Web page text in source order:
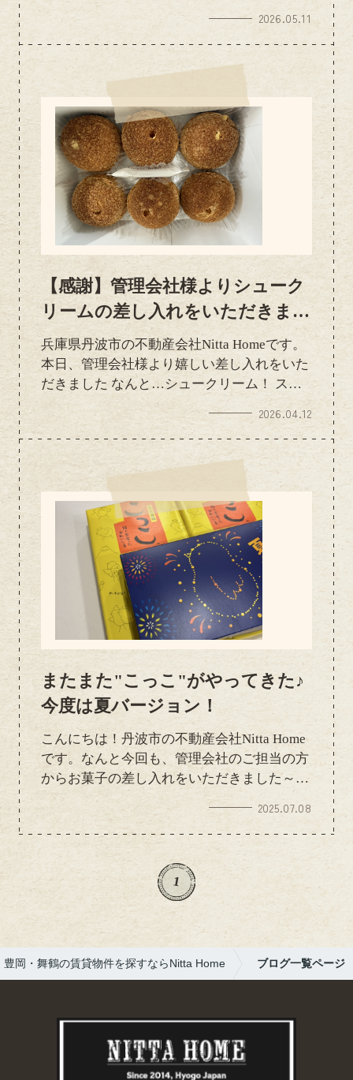
た。いただいたのは、香り豊かなドリップタ
のドリップコーヒーです。箱を開けた瞬間に
広がるコーヒーの良い香りに、スタッフ一同
息つける時間はとても貴重ですね。早速みん
なでいただき、オフィスがカフェのような心
地よい空間になりました。温かいお心遣い、
本当にありがとうございます。これからも
日々の業務に真摯に取り組み、より良いサー
ビスをお届けできるようスタッフ一同努めて
まいります。今後ともどうぞよろし...
2026.05.11
【感謝】管理会社様よりシューク
リームの差し入れをいただきまし
た｜不動産会社の日常ブログ
兵庫県丹波市の不動産会社Nitta Homeです。
本日、管理会社様より嬉しい差し入れをいた
だきました なんと…シュークリーム！ スタ
ッフみんなで美味しくいただき、午後の業務
も元気いっぱい頑張れそうです✨ こうして日
頃から支えていただけることに感謝の気持ち
でいっぱいです。 いつもありがとうござい
ます！ これからもオーナー様・管理会社
様・お客様に喜んでいただけるよう、丁寧な
対応を心がけてまいります。今後ともよろし
くお願いいたします
2026.04.12
またまた"こっこ"がやってきた♪
今度は夏バージョン！
こんにちは！丹波市の不動産会社Nitta Home
です。なんと今回も、管理会社のご担当の方
からお菓子の差し入れをいただきました～！
いただいたのは…みんな大好き「こっこ」！
しかも今回は、夏季限定"夏こっこ"も！！冷
やして美味しいひんやり仕様の夏こっこ、し
っとりやさしい甘さで、暑い日にもぺろっと
食べれちゃいます。おなじみプレーン味も安
定のおいしさで、気づけば手がのびる魔法の
お菓子◎差し入れでほっと癒される瞬間に、
感謝です。みなさんもぜひ、夏こっこ、見か
けたらチェックしてみてくださいね～！
2025.07.08
1
豊岡・舞鶴の賃貸物件を探すならNitta Home ブログ一覧ページ